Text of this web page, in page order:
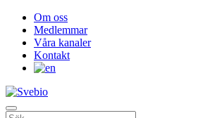
Om oss
Medlemmar
Våra kanaler
Kontakt